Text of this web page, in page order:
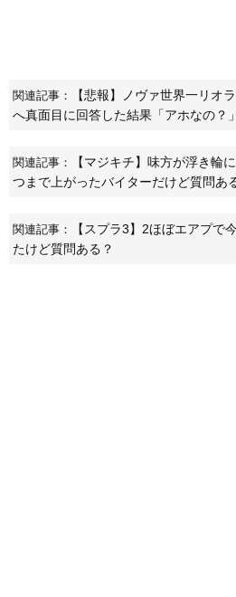
関連記事：
【悲報】ノヴァ世界一リオ
へ真面目に回答した結果「アホなの？
関連記事：
【マジキチ】味方が浮き輪
つまで上がったバイターだけど質問あ
関連記事：
【スプラ3】2ほぼエアプで
たけど質問ある？